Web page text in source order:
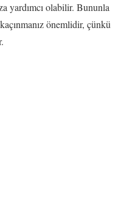
yardımcı olabilir. Bununla
önemlidir, çünkü